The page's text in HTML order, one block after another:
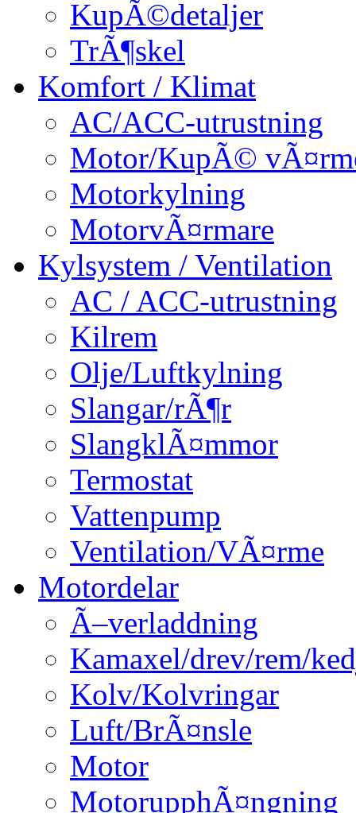
KupÃ©detaljer
TrÃ¶skel
Komfort / Klimat
AC/ACC-utrustning
Motor/KupÃ©
Motorkylning
MotorvÃ¤rmare
Kylsystem / Ventilation
AC / ACC-utrustning
Kilrem
Olje/Luftkylning
Slangar/rÃ¶r
SlangklÃ¤mmor
Termostat
Vattenpump
Ventilation/VÃ¤rme
Motordelar
Ã–verladdning
Kamaxel/drev/rem/
Kolv/Kolvringar
Luft/BrÃ¤nsle
Motor
MotorupphÃ¤ngning